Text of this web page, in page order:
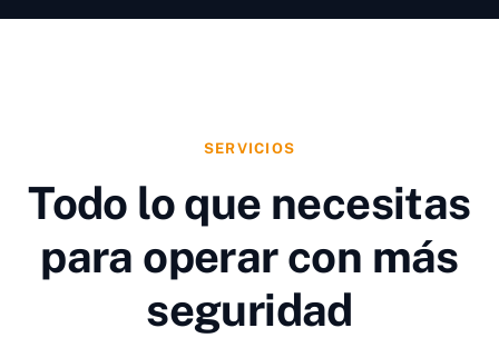
SERVICIOS
Todo lo que necesitas
para operar con más
seguridad